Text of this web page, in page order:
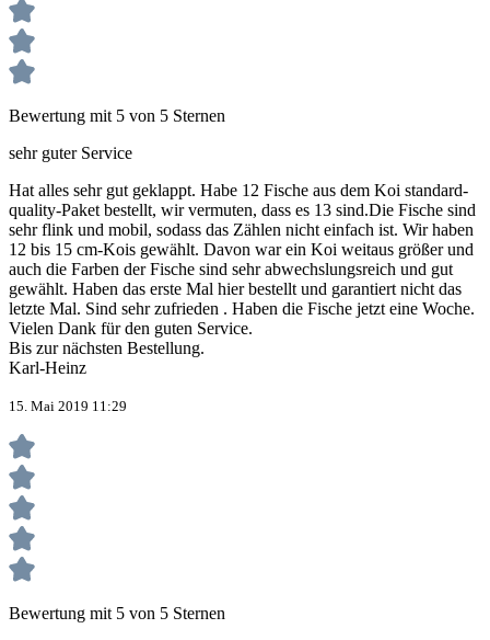
Bewertung mit 5 von 5 Sternen
sehr guter Service
Hat alles sehr gut geklappt. Habe 12 Fische aus dem Koi standard-
quality-Paket bestellt, wir vermuten, dass es 13 sind.Die Fische sind
sehr flink und mobil, sodass das Zählen nicht einfach ist. Wir haben
12 bis 15 cm-Kois gewählt. Davon war ein Koi weitaus größer und
auch die Farben der Fische sind sehr abwechslungsreich und gut
gewählt. Haben das erste Mal hier bestellt und garantiert nicht das
letzte Mal. Sind sehr zufrieden . Haben die Fische jetzt eine Woche.
Vielen Dank für den guten Service.
Bis zur nächsten Bestellung.
Karl-Heinz
15. Mai 2019 11:29
Bewertung mit 5 von 5 Sternen